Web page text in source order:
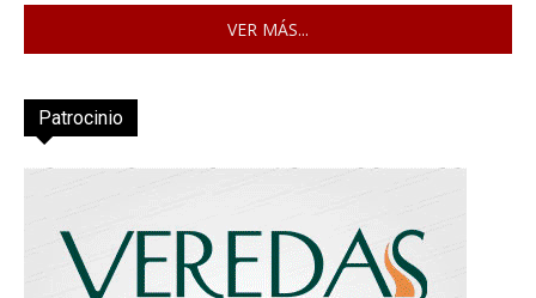
VER MÁS...
Patrocinio